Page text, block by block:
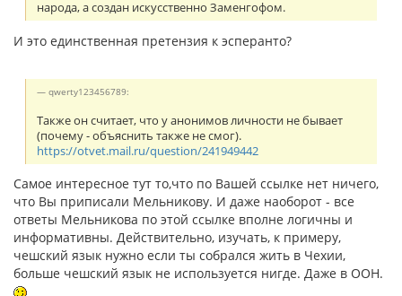
народа, а создан искусственно Заменгофом.
И это единственная претензия к эсперанто?
qwerty123456789:
Также он считает, что у анонимов личности не бывает
(почему - объяснить также не смог).
https://otvet.mail.ru/question/241949442
Самое интересное тут то,что по Вашей ссылке нет ничего,
что Вы приписали Мельникову. И даже наоборот - все
ответы Мельникова по этой ссылке вполне логичны и
информативны. Действительно, изучать, к примеру,
чешский язык нужно если ты собрался жить в Чехии,
больше чешский язык не используется нигде. Даже в ООН.